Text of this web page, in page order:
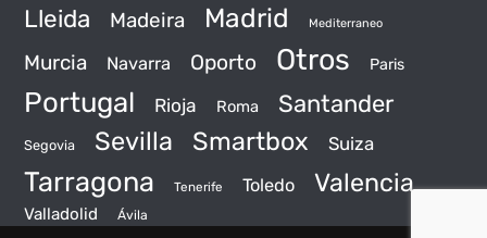
Lleida Madeira Madrid Mediterraneo
Murcia Navarra Oporto Otros Paris
Portugal Rioja Roma Santander
Segovia Sevilla Smartbox Suiza
Tarragona Tenerife Toledo Valencia
Valladolid Ávila